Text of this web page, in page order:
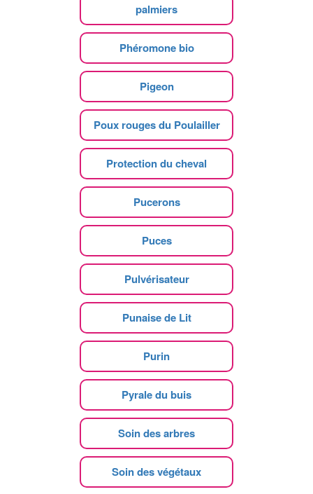
palmiers
Phéromone bio
Pigeon
Poux rouges du Poulailler
Protection du cheval
Pucerons
Puces
Pulvérisateur
Punaise de Lit
Purin
Pyrale du buis
Soin des arbres
Soin des végétaux